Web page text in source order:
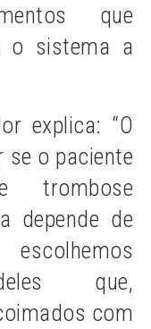
que
o sistema a
explica: “O
o paciente
trombose
depende de
que,
com